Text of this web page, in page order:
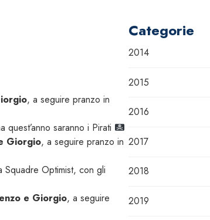
, a seguire pranzo in
saranno i Pirati
Giorgio, a seguire pranzo in
Squadre Optimist, con gli
e Giorgio, a seguire
Categorie
2014
2015
2016
2017
2018
2019